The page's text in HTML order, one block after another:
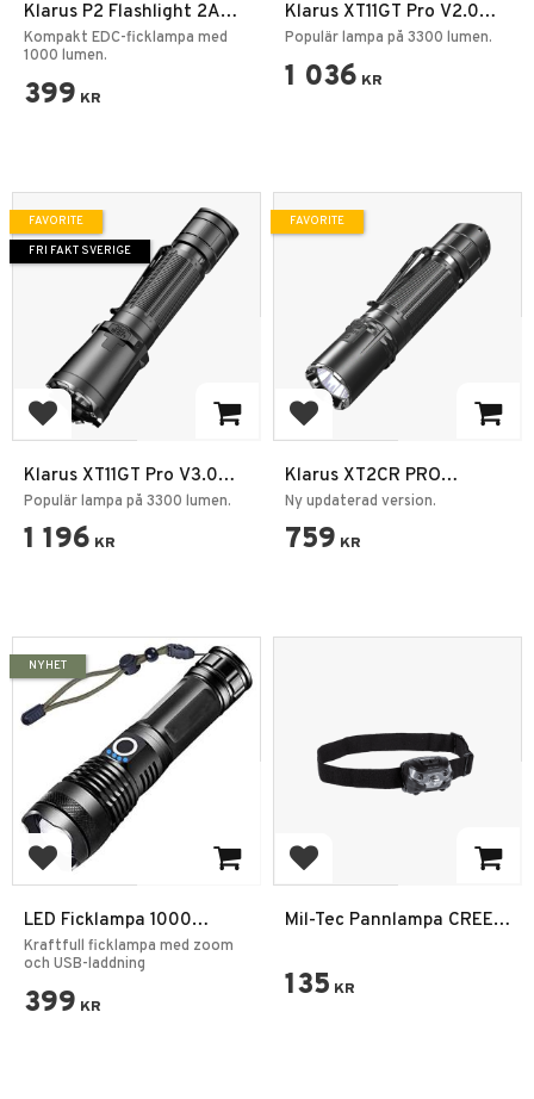
Klarus P2 Flashlight 2AA
EDC – Kraftfull Multi-Fuel
Ficklampa
Kompakt EDC-ficklampa med
1000 lumen.
399 KR
Klarus XT11GT Pro V2.0
Taktisk Ficklampa 3300LM
Populär lampa på 3300 lumen.
1 036 KR
Add to favorites
Klarus XT11GT Pro V3.0
Dubbelbrytare Taktisk
Ficklampa 3300LM 410m
Populär lampa på 3300 lumen.
1 196 KR
FAVORITE
FRI FAKT SVERIGE
Add to favorites
Klarus XT2CR PRO
Ficklampa 2100LM 240m
IPX8
Ny updaterad version.
759 KR
FAVORITE
Add to favorites
LED Ficklampa 1000
Lumen – Uppladdningsbar,
Zoom & 5 Ljuslägen
Kraftfull ficklampa med zoom
och USB-laddning
399 KR
NYHET
Add to favorites
Mil-Tec Pannlampa CREE
135 KR